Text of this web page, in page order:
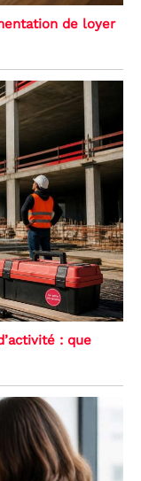
de loyer
: que